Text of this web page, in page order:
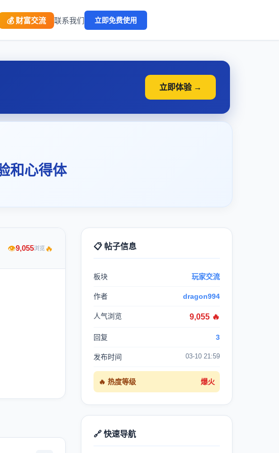
💰 财富交流 联系我们 立即免费使用
立即体验 →
和心得体
👁9,055浏览🔥 📋 帖子信息
板块 玩家交流
作者 dragon994
人气浏览 9,055 🔥
回复 3
发布时间 03-10 21:59
🔥 热度等级 爆火
🔗 快速导航